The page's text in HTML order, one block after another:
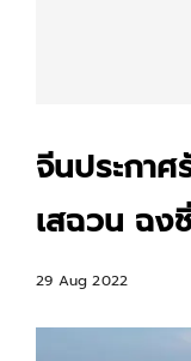
จีนประกา
เสฉวน ฉง
29 Aug 2022